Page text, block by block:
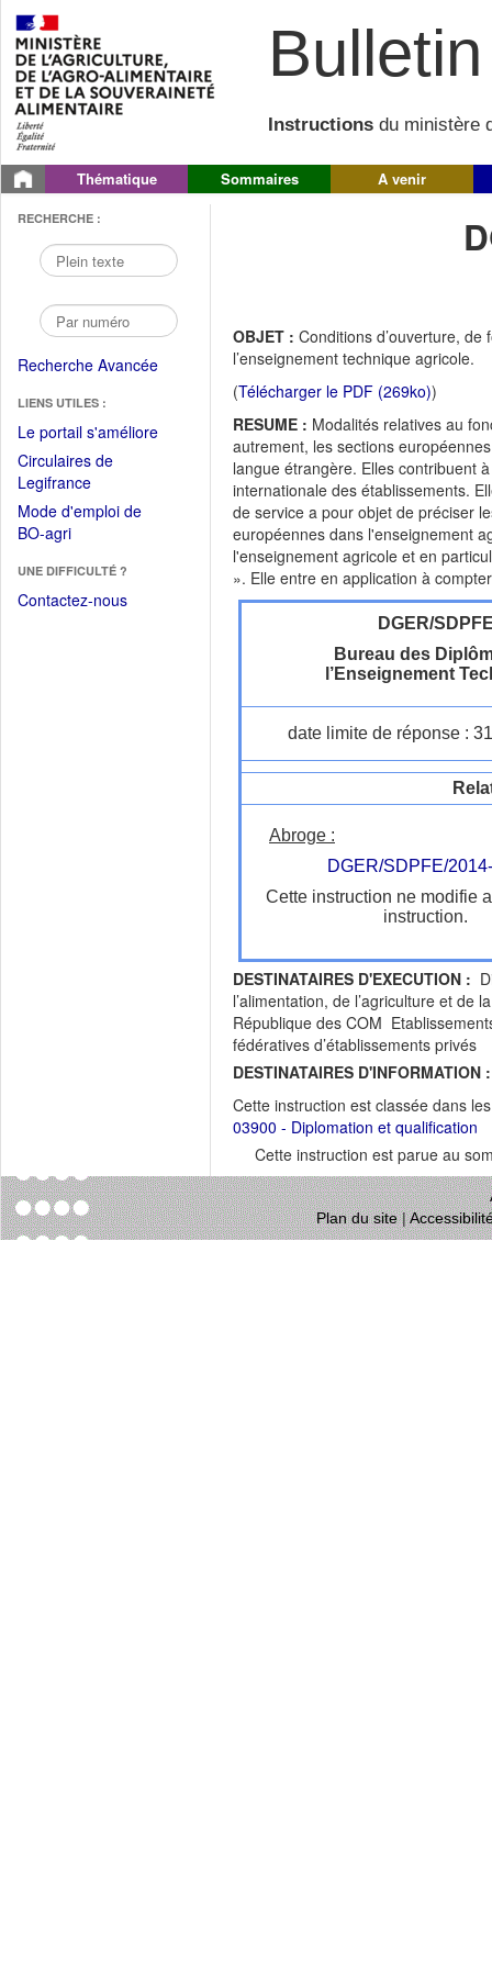
Instructions du ministère
Thématique Sommaires A venir
RECHERCHE :
Recherche Avancée
LIENS UTILES :
Le portail s'améliore(Fichier
Circulaires de
Legifrance(Ouvrir
dans
une
fenêtre)
Mode d'emploi de
BO-agri(Ouvrir
une
nouvelle
UNE DIFFICULTÉ ?
Contactez-nous
OBJET : Conditions d’ouverture,
l’enseignement technique agricole.
(Télécharger le PDF (269ko))
RESUME : Modalités relatives au
autrement, les sections
langue étrangère. Elles contribuent
internationale des établissements.
de service a pour objet de préciser
européennes dans l'enseignement
l'enseignement agricole et en
». Elle entre en application à
DGER/
Bureau des
l’Enseignement
date limite de réponse :
Abroge :
DGER/SDPFE/
Cette instruction ne modifie
instruction.
DESTINATAIRES D'EXECUTION :
l’alimentation, de l’agriculture et
République des COM
fédératives d’établissements privés
DESTINATAIRES D'INFORMATION :
Cette instruction est classée dans
03900 - Diplomation et qualification
Cette instruction est parue au
Plan du site|